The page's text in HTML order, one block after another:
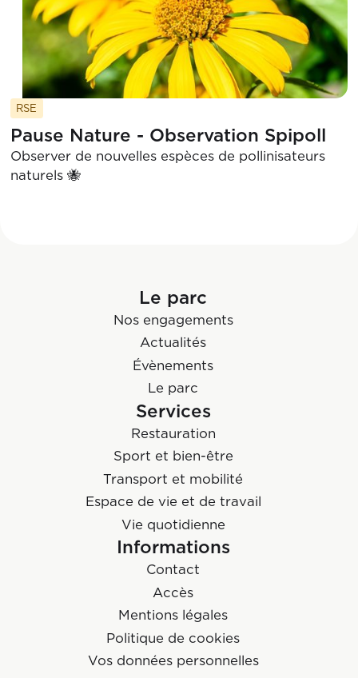
RSE
Pause Nature - Observation Spipoll
Observer de nouvelles espèces de pollinisateurs
naturels 🐝
Le parc
Nos engagements
Actualités
Évènements
Le parc
Services
Restauration
Sport et bien-être
Transport et mobilité
Espace de vie et de travail
Vie quotidienne
Informations
Contact
Accès
Mentions légales
Politique de cookies
Vos données personnelles